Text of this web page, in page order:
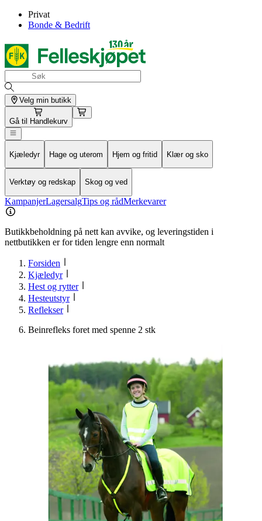
Privat
Bonde & Bedrift
Velg min butikk
Gå til Handlekurv
Kjæledyr Hage og uterom Hjem og fritid Klær og sko
Verktøy og redskap Skog og ved
KampanjerLagersalgTips og rådMerkevarer
Butikkbeholdning på nett kan avvike, og leveringstiden i
nettbutikken er for tiden lengre enn normalt
Forsiden
Kjæledyr
Hest og rytter
Hesteutstyr
Reflekser
Beinrefleks foret med spenne 2 stk